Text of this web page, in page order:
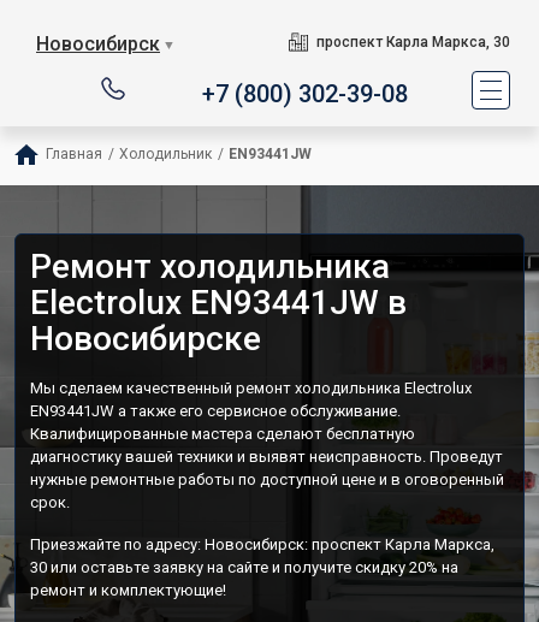
Новосибирск ▼ проспект Карла Маркса, 30
+7 (800) 302-39-08
Главная / Холодильник / EN93441JW
Ремонт холодильника
Electrolux EN93441JW в
Новосибирске
Мы сделаем качественный ремонт холодильника Electrolux
EN93441JW а также его сервисное обслуживание.
Квалифицированные мастера сделают бесплатную
диагностику вашей техники и выявят неисправность. Проведут
нужные ремонтные работы по доступной цене и в оговоренный
срок.
Приезжайте по адресу: Новосибирск: проспект Карла Маркса,
30 или оставьте заявку на сайте и получите скидку 20% на
ремонт и комплектующие!